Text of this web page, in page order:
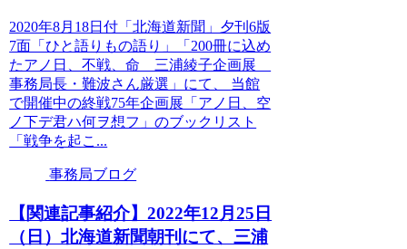
2020年8月18日付「北海道新聞」夕刊6版
7面「ひと語りもの語り」「200冊に込め
たアノ日、不戦、命 三浦綾子企画展
事務局長・難波さん厳選」にて、 当館
で開催中の終戦75年企画展「アノ日、空
ノ下デ君ハ何ヲ想フ」のブックリスト
「戦争を起こ...
事務局ブログ
【関連記事紹介】2022年12月25日
（日）北海道新聞朝刊にて、三浦